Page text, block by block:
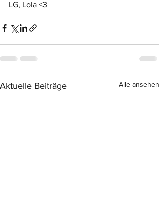
LG, Lola <3
Aktuelle Beiträge Alle ansehen